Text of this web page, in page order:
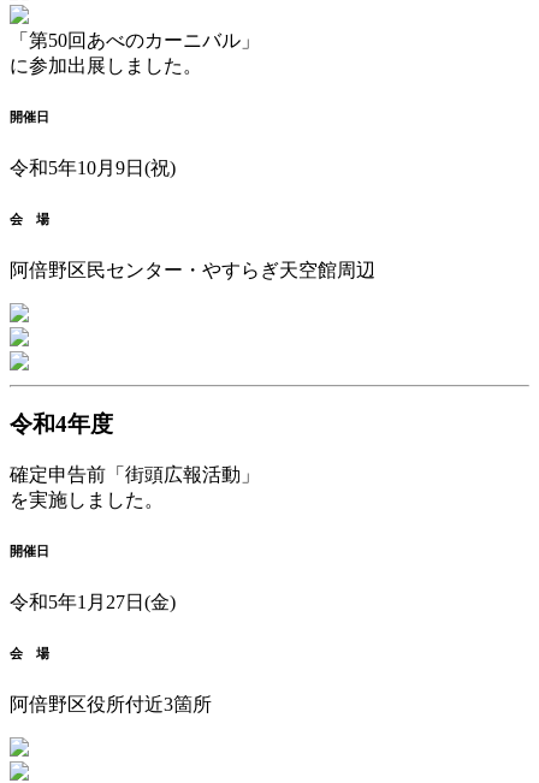
「第50回あべのカーニバル」
に参加出展しました。
開催日
令和5年10月9日(祝)
会 場
阿倍野区民センター・やすらぎ天空館周辺
令和4年度
確定申告前「街頭広報活動」
を実施しました。
開催日
令和5年1月27日(金)
会 場
阿倍野区役所付近3箇所